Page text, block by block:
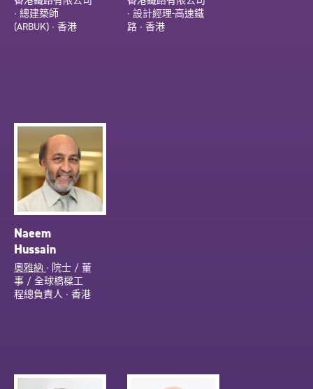
∙ 總建築師
(ARBUK) ∙ 香港
∙ 設計經理-高速鐵
路 ∙ 香港
Naeem
Hussain
奧雅納 ∙ 院士 / 董
事 / 全球橋樑工
程總負責人 ∙ 香港